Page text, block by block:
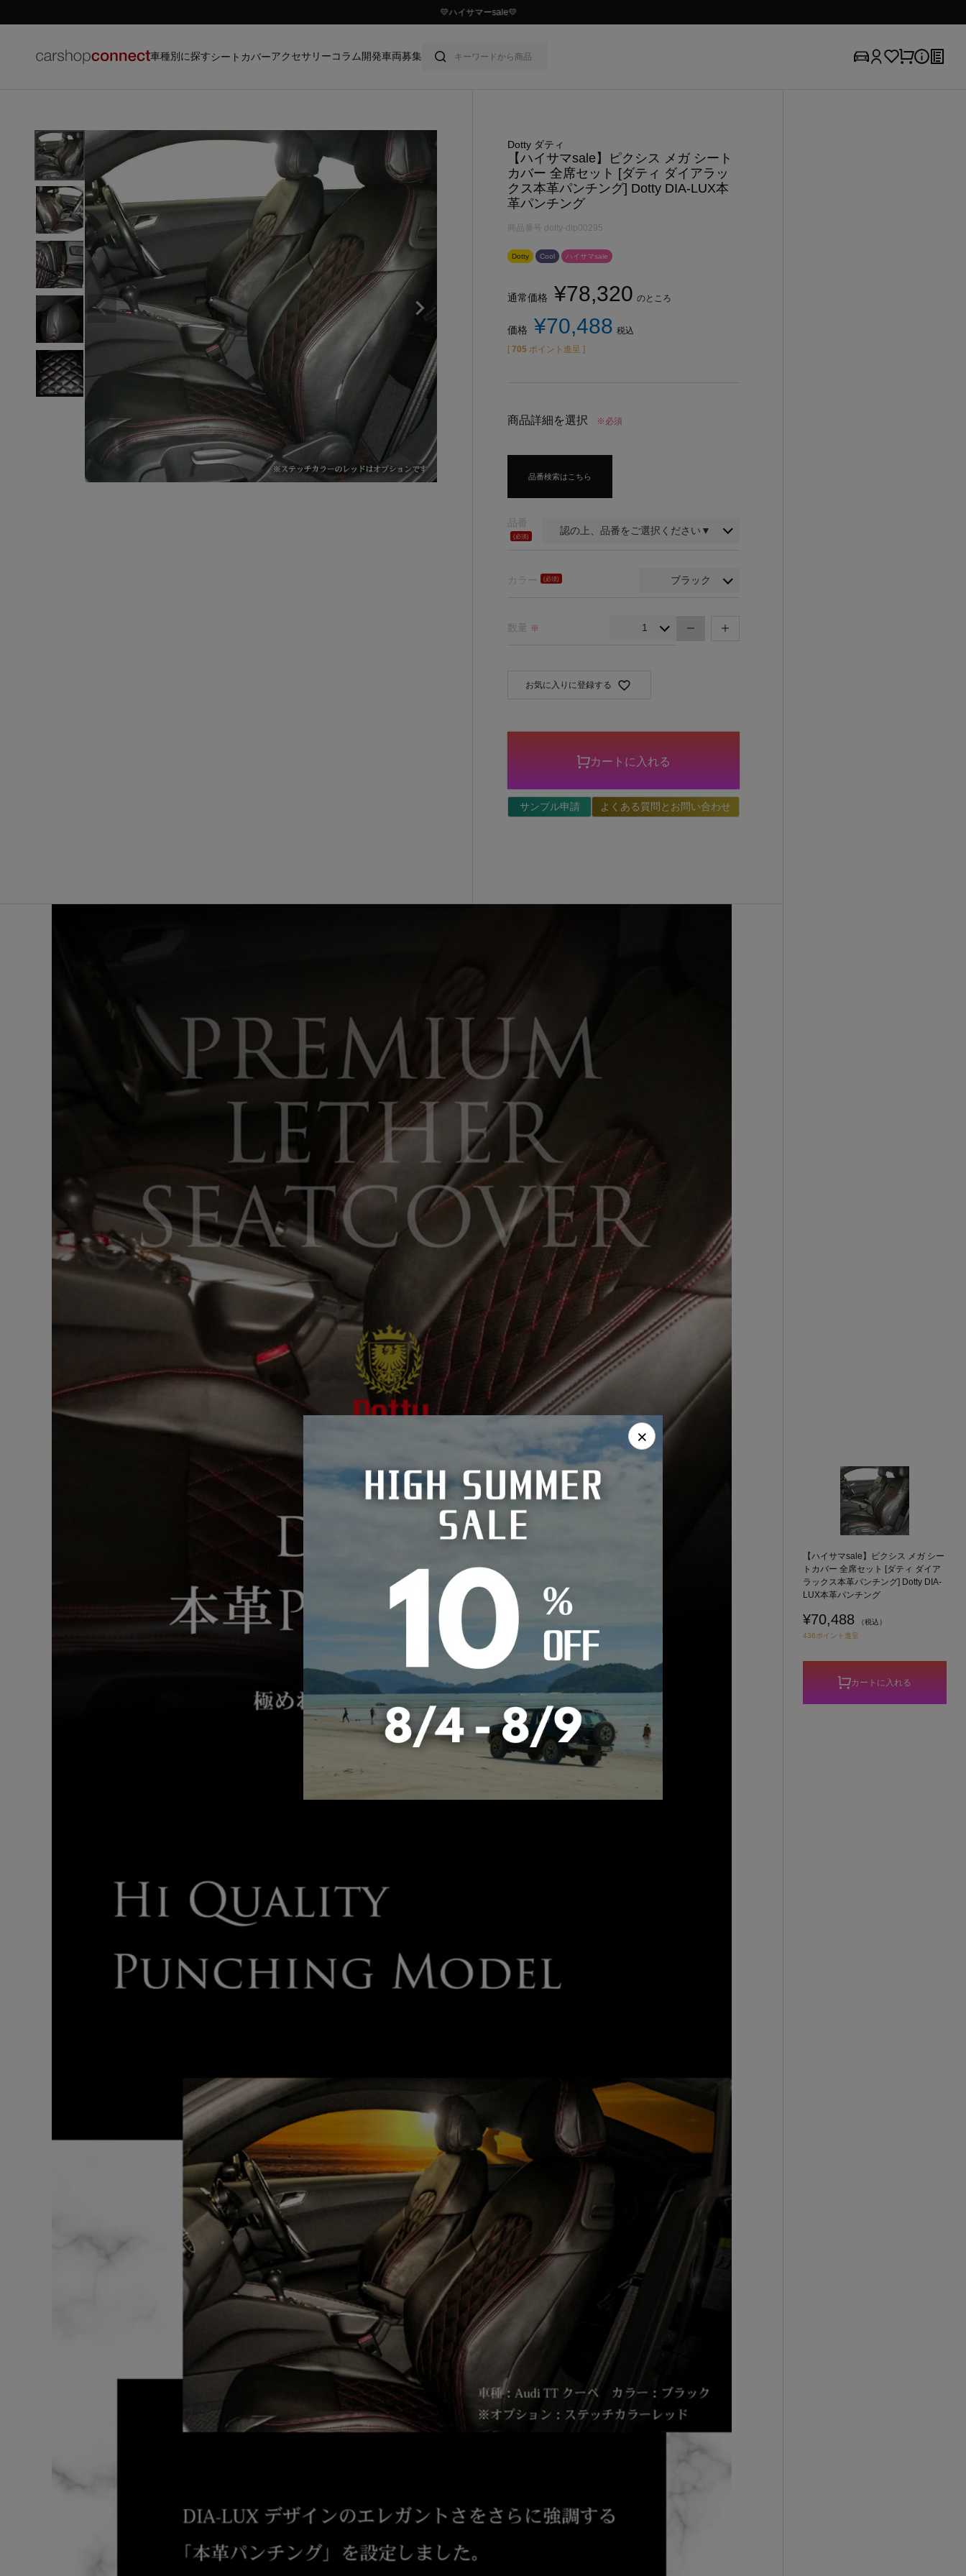
💛ハイサマーsale💛
車種別に探すシートカバーアクセサリーコラム 開発車両募集
Dotty ダティ
【ハイサマsale】ピクシス メガ シート
カバー 全席セット [ダティ ダイアラッ
クス本革パンチング] Dotty DIA-LUX本
革パンチング
商品番号 dotty-dlp00295
Dotty Cool ハイサマsale
通常価格 ¥78,320 のところ
価格 ¥70,488 税込
[ 705 ポイント進呈 ]
商品詳細を選択 ※必須
品番検索はこちら
品番
カラー
お気に入りに登録する
数量 ※
カートに入れる
サンプル申請 よくある質問とお問い合わせ
【ハイサマsale】ピクシス メガ シー
トカバー 全席セット [ダティ ダイア
ラックス本革パンチング] Dotty DIA-
LUX本革パンチング
¥70,488
（税込）
436ポイント進呈
カートに入れる
×